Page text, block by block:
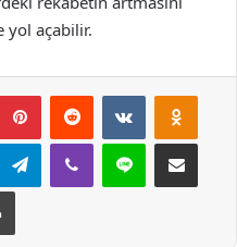
yol açabilir.
PinterestReddit VKontakte
TelegramViber Line E-Posta ile
Yazdır